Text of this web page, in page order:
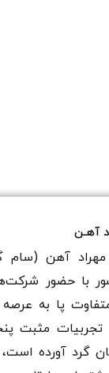
آهـن
آهن (سام
با حضور
پا به عرصه
تجربیات مثبت
گرد آورده